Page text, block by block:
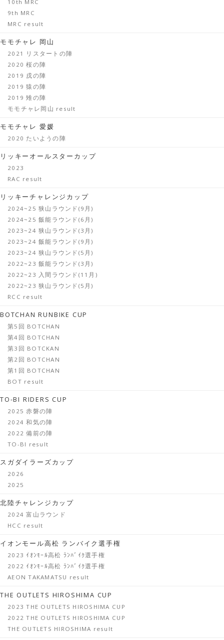
10th MRC
9th MRC
MRC result
モモチャレ 岡山
2021 リスタートの陣
2020 桜の陣
2019 戌の陣
2019 猿の陣
2019 雉の陣
モモチャレ岡山 result
モモチャレ 愛媛
2020 たいようの陣
リッキーオールスターカップ
2023
RAC result
リッキーチャレンジカップ
2024~25 狭山ラウンド(9月)
2024~25 飯能ラウンド(6月)
2023~24 狭山ラウンド(3月)
2023~24 飯能ラウンド(9月)
2023~24 狭山ラウンド(5月)
2022~23 飯能ラウンド(3月)
2022~23 入間ラウンド(11月)
2022~23 狭山ラウンド(5月)
RCC result
BOTCHAN RUNBIKE CUP
第5回 BOTCHAN
第4回 BOTCHAN
第3回 BOTCKAN
第2回 BOTCHAN
第1回 BOTCHAN
BOT result
TO-BI RIDERS CUP
2025 赤磐の陣
2024 和気の陣
2022 備前の陣
TO-BI result
スガダイラーズカップ
2026
2025
北陸チャレンジカップ
2024 富山ラウンド
HCC result
イオンモール高松 ランバイク選手権
2023 ｲｵﾝﾓｰﾙ高松 ﾗﾝﾊﾞｲｸ選手権
2022 ｲｵﾝﾓｰﾙ高松 ﾗﾝﾊﾞｲｸ選手権
AEON TAKAMATSU result
THE OUTLETS HIROSHIMA CUP
2023 THE OUTLETS HIROSHIMA CUP
2022 THE OUTLETS HIROSHIMA CUP
THE OUTLETS HIROSHIMA result